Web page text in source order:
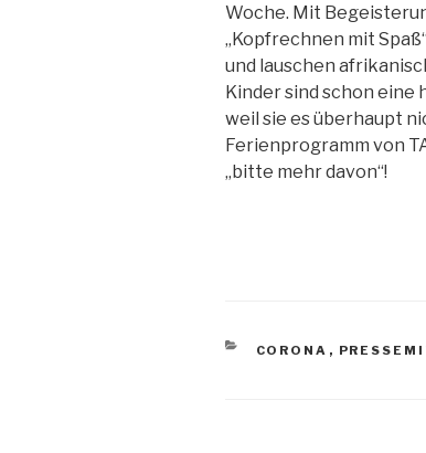
Woche. Mit
„Kopfrechnen mit
und lauschen
Kinder sind schon eine
weil sie es überhaupt
Ferienprogramm von
„bitte mehr davon“!
KATEGORIEN
CORONA ,